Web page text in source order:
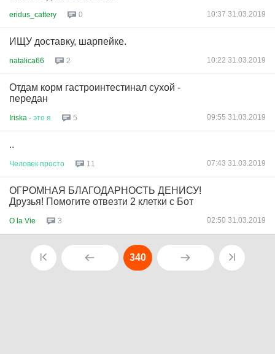
eridus_cattery 0 10:37 31.03.2019
ИЩУ доставку, шарпейке.
natalica66 2 10:22 31.03.2019
Отдам корм гастроинтестинал сухой -
передан
Iriska - это я 5 09:55 31.03.2019
..
Человек просто 11 07:43 31.03.2019
ОГРОМНАЯ БЛАГОДАРНОСТЬ ДЕНИСУ!
Друзья! Помогите отвезти 2 клетки с Бот
O la Vie 3 02:50 31.03.2019
340